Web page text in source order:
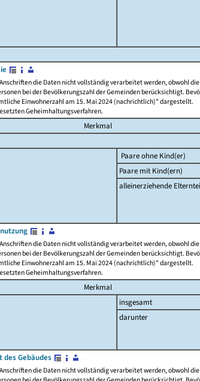
die Daten nicht vollständig verarbeitet werden, obwohl
bei der Bevölkerungszahl der Gemeinden berücksichtigt.
Einwohnerzahl am 15. Mai 2024 (nachrichtlich)" dargestellt.
Geheimhaltungsverfahren.
Merkmal
Paare ohne Kind(er)
Paare mit Kind(ern)
alleinerziehende
die Daten nicht vollständig verarbeitet werden, obwohl
bei der Bevölkerungszahl der Gemeinden berücksichtigt.
Einwohnerzahl am 15. Mai 2024 (nachrichtlich)" dargestellt.
Geheimhaltungsverfahren.
Merkmal
insgesamt
darunter
des Gebäudes
die Daten nicht vollständig verarbeitet werden, obwohl